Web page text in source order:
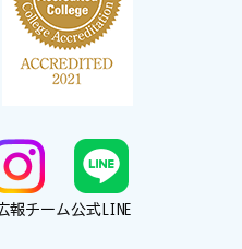
報チーム公式LINE